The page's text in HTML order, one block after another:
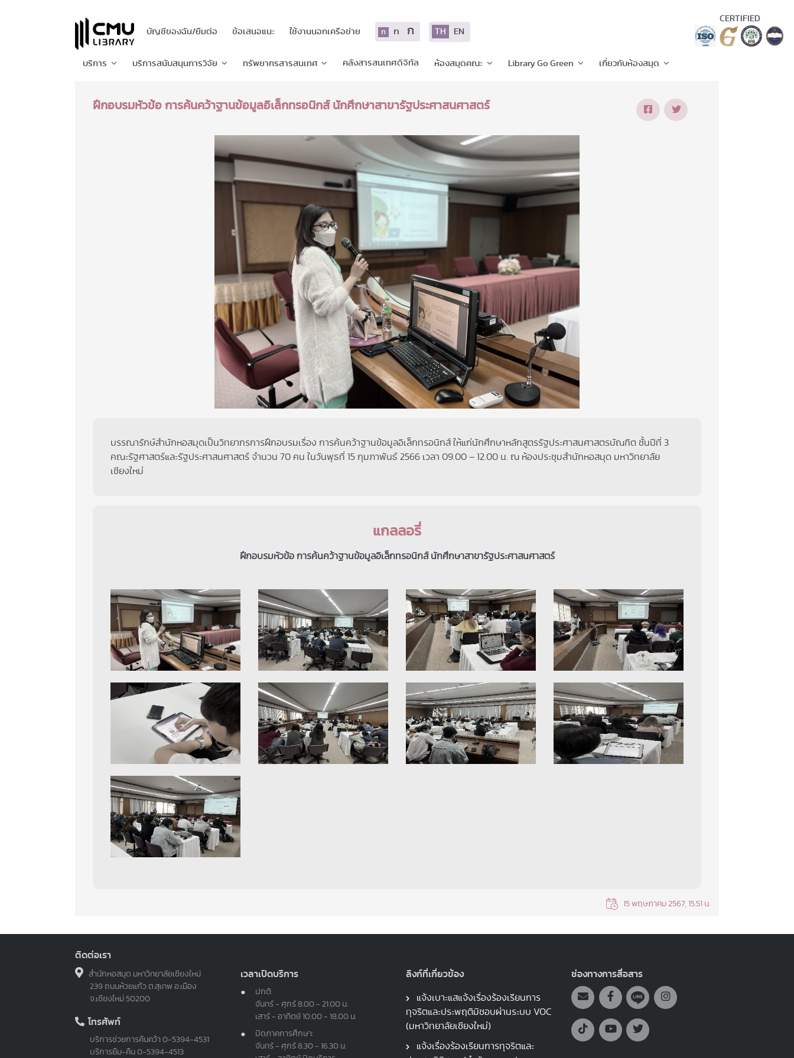
บัญชีของฉัน/ยืมต่อ ข้อเสนอแนะ ใช้งานนอกเครือข่าย ก ก ก TH EN
บริการ บริการสนับสนุนการวิจัย ทรัพยากรสารสนเทศ คลังสารสนเทศดิจิทัล ห้องสมุดคณะ Library Go Green เกี่ยวกับห้องสมุด
CERTIFIED
ฝึกอบรมหัวข้อ การค้นคว้าฐานข้อมูลอิเล็กทรอนิกส์ นักศึกษาสาขารัฐประศาสนศาสตร์
บรรณารักษ์สำนักหอสมุดเป็นวิทยากรการฝึกอบรมเรื่อง การค้นคว้าฐานข้อมูลอิเล็กทรอนิกส์ ให้แก่นักศึกษาหลักสูตรรัฐประศาสนศาสตรบัณฑิต ชั้นปีที่ 3
คณะรัฐศาสตร์และรัฐประศาสนศาสตร์ จำนวน 70 คน ในวันพุธที่ 15 กุมภาพันธ์ 2566 เวลา 09.00 – 12.00 น. ณ ห้องประชุมสำนักหอสมุด มหาวิทยาลัย
เชียงใหม่
แกลลอรี่
ฝึกอบรมหัวข้อ การค้นคว้าฐานข้อมูลอิเล็กทรอนิกส์ นักศึกษาสาขารัฐประศาสนศาสตร์
15 พฤษภาคม 2567, 15.51 น.
ติดต่อเรา
สำนักหอสมุด มหาวิทยาลัยเชียงใหม่
239 ถนนห้วยแก้ว ต.สุเทพ อ.เมือง
จ.เชียงใหม่ 50200
โทรศัพท์
บริการช่วยการค้นคว้า 0-5394-4531
บริการยืม-คืน 0-5394-4513
เวลาเปิดบริการ
ปกติ:
จันทร์ - ศุกร์ 8.00 - 21.00 น.
เสาร์ - อาทิตย์ 10.00 - 18.00 น.
ปิดภาคการศึกษา:
จันทร์ - ศุกร์ 8.30 - 16.30 น.
ลิงก์ที่เกี่ยวข้อง
แจ้งเบาะแสแจ้งเรื่องร้องเรียนการ
ทุจริตและประพฤติมิชอบผ่านระบบ VOC
(มหาวิทยาลัยเชียงใหม่)
แจ้งเรื่องร้องเรียนการทุจริตและ
ช่องทางการสื่อสาร